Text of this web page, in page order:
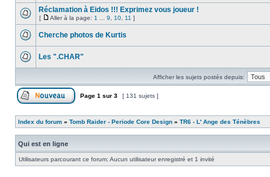
Réclamation à Eidos !!! Exprimez vous joueur !
[ Aller à la page: 1 9 10 11 ]
Cherche photos de Kurtis
Les ".CHAR"
Afficher les sujets postés depuis:
Page 1 sur 3 [ 131 sujets ]
Index du forum » Tomb Raider - Periode Core Design » TR6 - L' Ange des Ténèbres
Qui est en ligne
Utilisateurs parcourant ce forum: Aucun utilisateur enregistré et 1 invité